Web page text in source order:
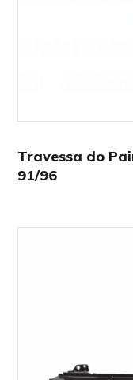
Travessa do
91/96